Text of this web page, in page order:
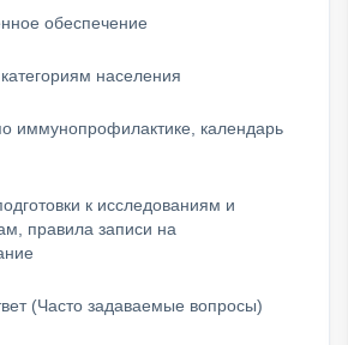
обеспечение
населения
иммунопрофилактике, календарь
к исследованиям и
правила записи на
(Часто задаваемые вопросы)